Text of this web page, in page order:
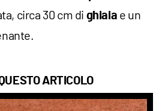
circa 30 cm di ghiaia e un
ARTICOLO